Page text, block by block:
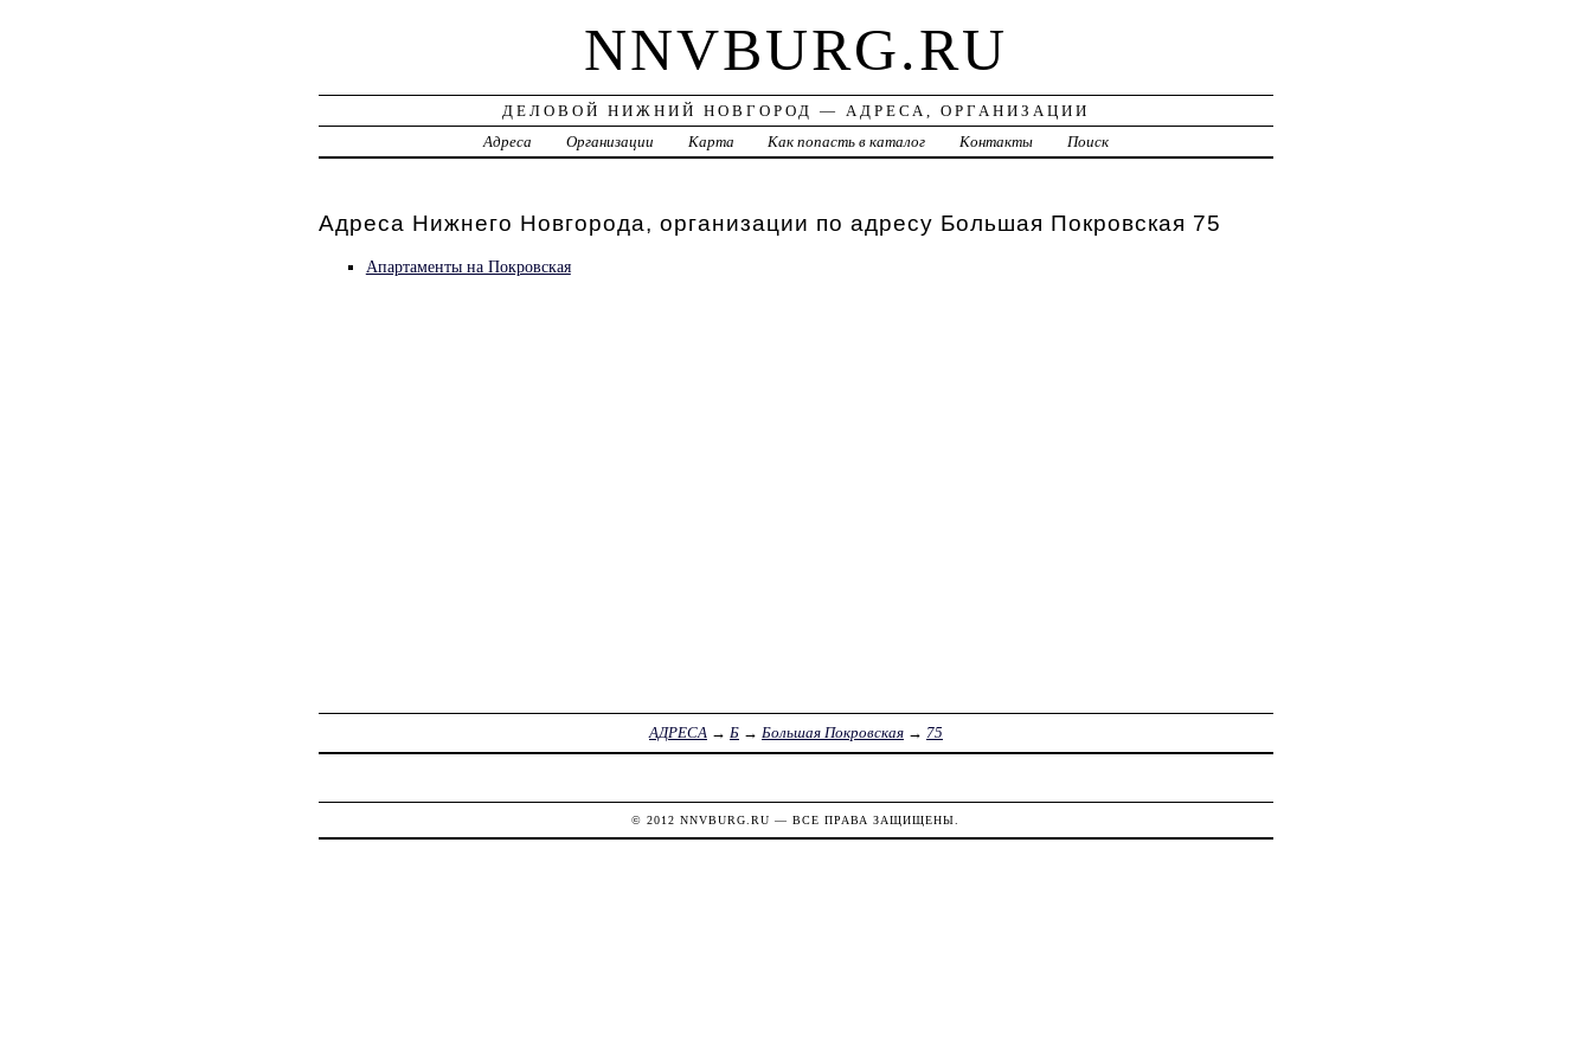
NNVBURG.RU
ДЕЛОВОЙ НИЖНИЙ НОВГОРОД — АДРЕСА, ОРГАНИЗАЦИИ
Адреса
Организации Карта Как попасть в каталог Контакты Поиск
Адреса Нижнего Новгорода, организации по адресу Большая Покровская 75
Апартаменты на Покровская
АДРЕСА→ Б→ Большая Покровская→ 75
© 2012NNVBURG.RU — ВСЕ ПРАВА ЗАЩИЩЕНЫ.